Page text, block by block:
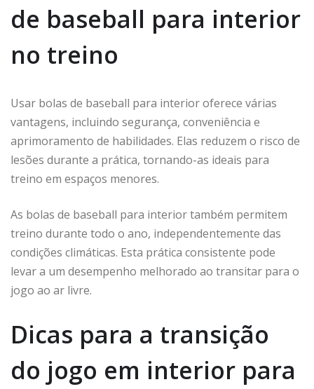
de baseball para interior
no treino
Usar bolas de baseball para interior oferece várias
vantagens, incluindo segurança, conveniência e
aprimoramento de habilidades. Elas reduzem o risco de
lesões durante a prática, tornando-as ideais para
treino em espaços menores.
As bolas de baseball para interior também permitem
treino durante todo o ano, independentemente das
condições climáticas. Esta prática consistente pode
levar a um desempenho melhorado ao transitar para o
jogo ao ar livre.
Dicas para a transição
do jogo em interior para